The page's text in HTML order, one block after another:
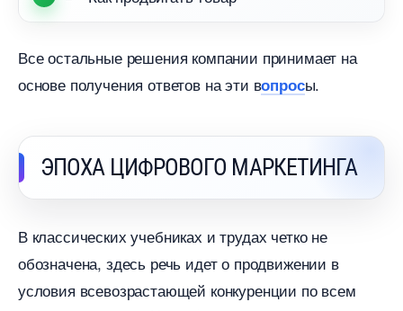
се остальные решения компании принимает на
основе получения ответов на этиопросы.
ЭПОХА ЦИФРОВОГО МАРКЕТИНГА
классических учебниках и трудах четко не
обозначена, здесь речь идет о продвижении
условия всевозрастающей конкуренции по всем